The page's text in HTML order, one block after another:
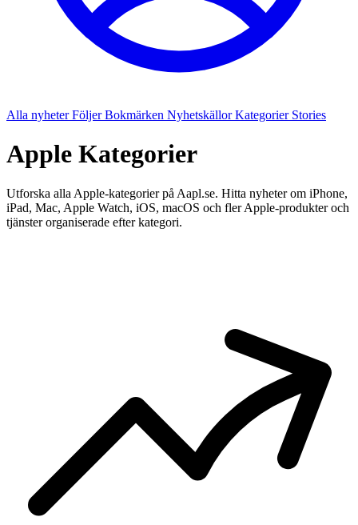
Alla nyheterFöljerBokmärken NyhetskällorKategorier Stories
Apple Kategorier
Utforska alla Apple-kategorier på Aapl.se. Hitta nyheter om iPhone,
iPad, Mac, Apple Watch, iOS, macOS och fler Apple-produkter och
tjänster organiserade efter kategori.